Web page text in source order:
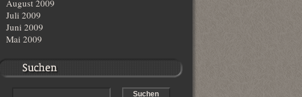
August 2009
Juli 2009
Juni 2009
Mai 2009